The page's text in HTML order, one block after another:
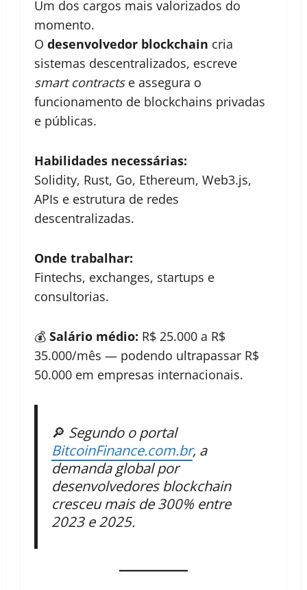
Um dos cargos mais valorizados do
momento.
O desenvolvedor blockchain cria
sistemas descentralizados, escreve
smart contractse assegura o
funcionamento de blockchains privadas
e públicas.
Habilidades necessárias:
Solidity, Rust, Go, Ethereum, Web3.js,
APIs e estrutura de redes
descentralizadas.
Onde trabalhar:
Fintechs, exchanges, startups e
consultorias.
💰 Salário médio: R$ 25.000 a R$
35.000/mês — podendo ultrapassar R$
50.000 em empresas internacionais.
🔎 Segundo o portal
BitcoinFinance.com.br, a
demanda global por
desenvolvedores blockchain
cresceu mais de 300% entre
2023 e 2025.